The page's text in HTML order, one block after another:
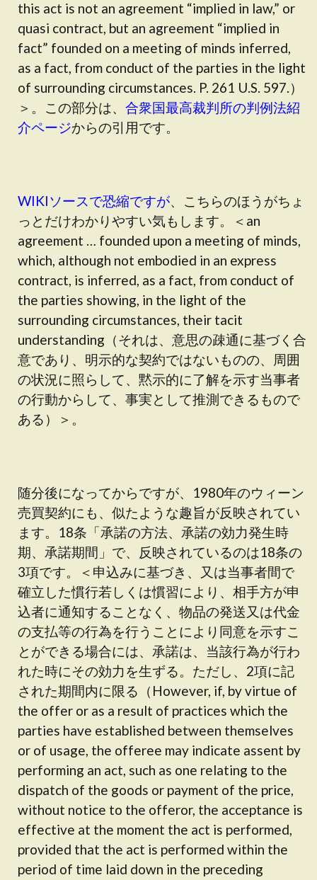
this act is not an agreement “implied in law,” or
quasi contract, but an agreement “implied in
fact” founded on a meeting of minds inferred,
as a fact, from conduct of the parties in the light
of surrounding circumstances. P. 261 U.S. 597.）
＞。この部分は、 合衆国最高裁判所の判例法紹
介ページからの引用です。
WIKIソースで恐縮ですが、こちらのほうがちょ
っとだけわかりやすい気もします。＜an
agreement … founded upon a meeting of minds,
which, although not embodied in an express
contract, is inferred, as a fact, from conduct of
the parties showing, in the light of the
surrounding circumstances, their tacit
understanding（それは、意思の疎通に基づく合
意であり、明示的な契約ではないものの、周囲
の状況に照らして、黙示的に了解を示す当事者
の行動からして、事実として推測できるもので
ある）＞。
随分後になってからですが、1980年のウィーン
売買契約にも、似たような趣旨が反映されてい
ます。18条「承諾の方法、承諾の効力発生時
期、承諾期間」で、反映されているのは18条の
3項です。＜申込みに基づき、又は当事者間で
確立した慣行若しくは慣習により、相手方が申
込者に通知することなく、物品の発送又は代金
の支払等の行為を行うことにより同意を示すこ
とができる場合には、承諾は、当該行為が行わ
れた時にその効力を生ずる。ただし、2項に記
された期間内に限る（However, if, by virtue of
the offer or as a result of practices which the
parties have established between themselves
or of usage, the offeree may indicate assent by
performing an act, such as one relating to the
dispatch of the goods or payment of the price,
without notice to the offeror, the acceptance is
effective at the moment the act is performed,
provided that the act is performed within the
period of time laid down in the preceding